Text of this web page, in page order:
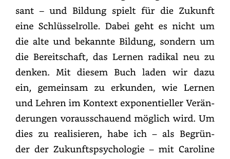
Bildung spielt für die Zukunft
eine Schlüsselrolle. Dabei geht nicht
die alte bekannte Bildung, sondern
die Bereitschaft, das Lernen radikal
denken. Mit diesem Buch laden dazu
ein, gemeinsam erkunden, Lernen
Lehren im Kontext Veränderungen
vorausschauend möglich wird. Um
dies realisieren, habe ich als Begründer
der Zukunftspsychologie Caroline